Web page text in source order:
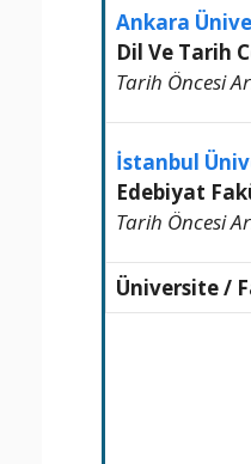
Ankara
Dil Ve Tarih
Tarih Öncesi
İstanbul
Edebiyat
Tarih Öncesi
Üniversite /